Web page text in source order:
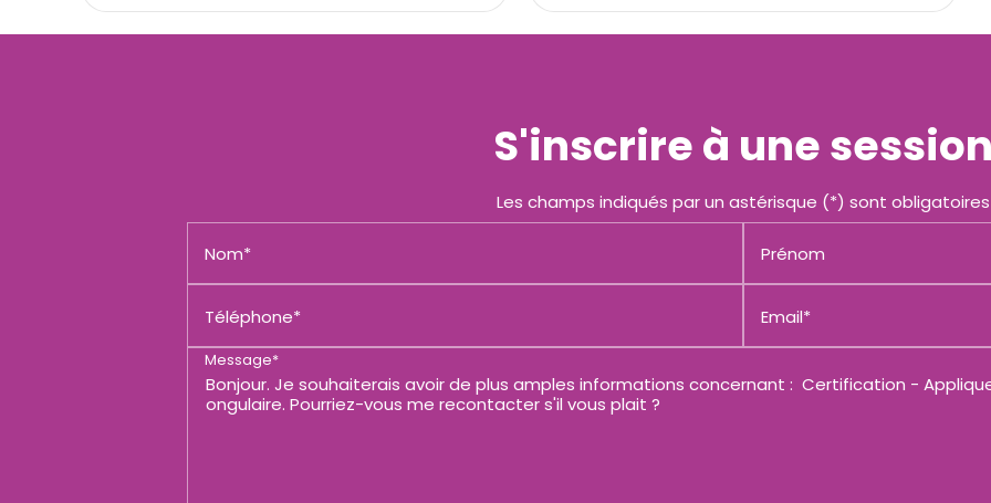
S'inscrire à une
Les champs indiqués par un astérisque (*) sont obligatoires
Nom* Prénom
Téléphone* Email*
Message*